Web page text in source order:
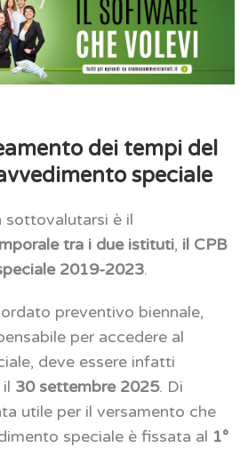
dei tempi del
speciale
sottovalutarsi è il
tra i due istituti, il CPB
2019-2023.
preventivo biennale,
per accedere al
deve essere infatti
30 settembre 2025. Di
utile per il versamento che
speciale è fissata al 1°